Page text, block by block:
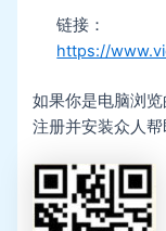
链接：
https://
如果你是电脑浏
注册并安装众人